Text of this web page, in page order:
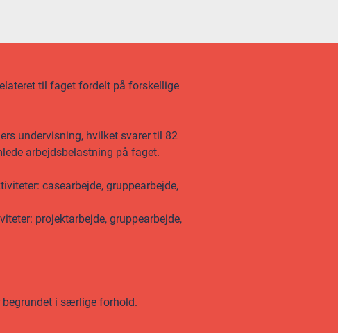
til faget fordelt på forskellige
undervisning, hvilket svarer til 82
arbejdsbelastning på faget.
casearbejde, gruppearbejde,
projektarbejde, gruppearbejde,
begrundet i særlige forhold.